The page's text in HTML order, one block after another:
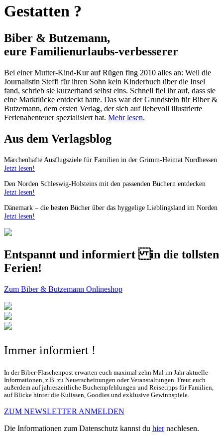
Gestatten ?
Biber & Butzemann,
eure Familienurlaubs-verbesserer
Bei einer Mutter-Kind-Kur auf Rügen fing 2010 alles an: Weil die
Journalistin Steffi für ihren Sohn kein Kinderbuch über die Insel
fand, schrieb sie kurzerhand selbst eins. Schnell fiel ihr auf, dass sie
eine Marktlücke entdeckt hatte. Das war der Grundstein für Biber &
Butzemann, dem ersten Verlag, der sich auf liebevoll illustrierte
Ferienabenteuer spezialisiert hat. Mehr lesen.
Aus dem Verlagsblog
Märchenhafte Ausflugsziele für Familien in der Grimm-Heimat Nordhessen
Jetzt lesen!
Den Norden Schleswig-Holsteins mit den passenden Büchern entdecken
Jetzt lesen!
Dänemark – die besten Bücher über das hyggelige Lieblingsland im Norden
Jetzt lesen!
Entspannt und informiert in die tollsten
Ferien!
Zum Biber & Butzemann Onlineshop
Immer informiert !
In der Biber-Flaschenpost erwarten euch maximal zehn Mal im Jahr aktuelle
Informationen, z.B. zu Neuerscheinungen oder Veranstaltungen. Freut euch
außerdem auf jahreszeitliche Buchempfehlungen und Reisetipps für Familien,
auf Blicke hinter die Kulissen, Goodies und exklusive Gewinnspiele.
ZUM NEWSLETTER ANMELDEN
Die Informationen zum Datenschutz kannst du hiernachlesen.